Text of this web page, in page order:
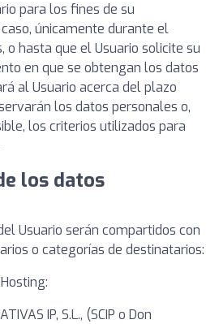
para los fines de su
únicamente durante el
o hasta que el Usuario solicite su
en que se obtengan los datos
al Usuario acerca del plazo
los datos personales o,
los criterios utilizados para
los datos
Usuario serán compartidos con
o categorías de destinatarios:
IP, S.L., (SCIP o Don